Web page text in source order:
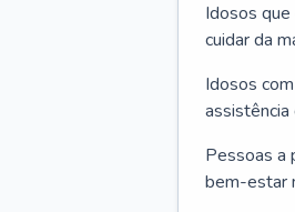
Idosos
cuidar da
Idosos
assistência
Pessoas a
bem-estar